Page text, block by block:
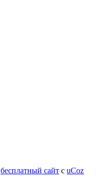
бесплатный сайт с uCoz